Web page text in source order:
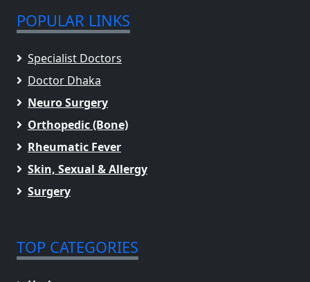
POPULAR LINKS
Specialist Doctors
Doctor Dhaka
Neuro Surgery
Orthopedic (Bone)
Rheumatic Fever
Skin, Sexual & Allergy
Surgery
TOP CATEGORIES